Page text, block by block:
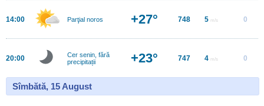
14:00 Parţial noros +27° 748 5 m/s 0
20:00
Cer senin, fără
precipitații
+23° 747 4 m/s 0
Sîmbătă, 15 August